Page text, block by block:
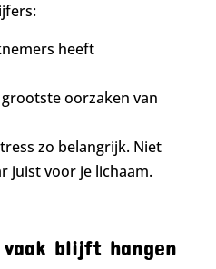
heeft
oorzaken van
zo belangrijk. Niet
juist voor je lichaam.
vaak blijft hangen